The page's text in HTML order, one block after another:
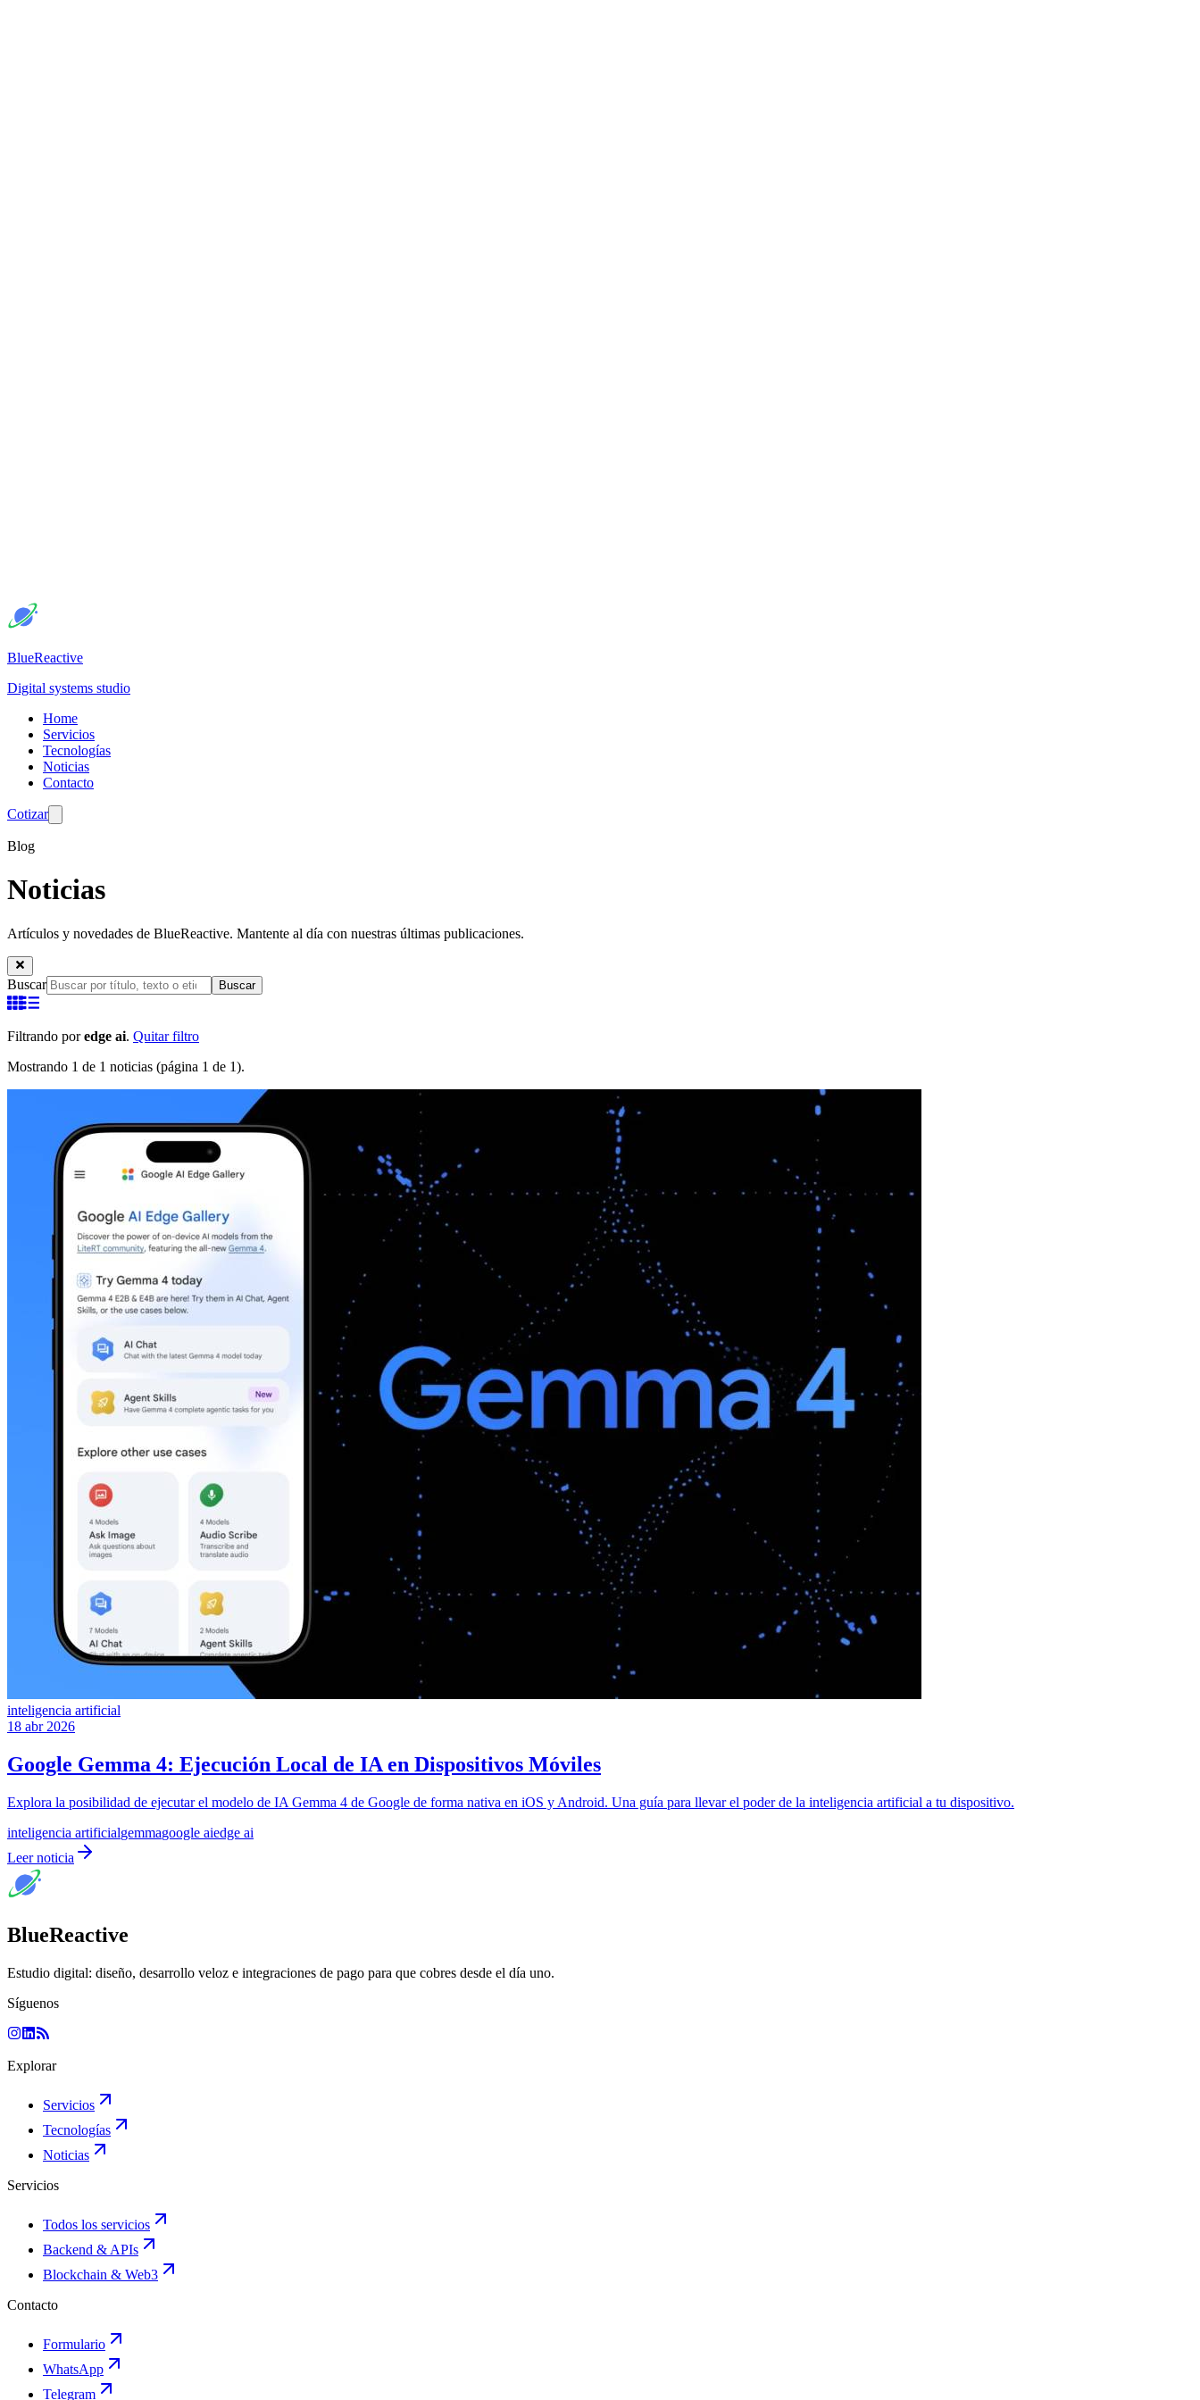
BlueReactive
Digital systems studio
Home
Servicios
Tecnologías
Noticias
Contacto
Cotizar
Blog
Noticias
Artículos y novedades de BlueReactive. Mantente al día con nuestras últimas publicaciones.
Buscar Buscar
Filtrando poredge ai. Quitar filtro
Mostrando 1 de 1 noticias (página 1 de 1).
inteligencia artificial
18 abr 2026
Google Gemma 4: Ejecución Local de IA en Dispositivos Móviles
Explora la posibilidad de ejecutar el modelo de IA Gemma 4 de Google de forma nativa en iOS y Android. Una guía para llevar el poder de la inteligencia artificial a tu dispositivo.
inteligencia artificialgemmagoogle aiedge ai
Leer noticia
BlueReactive
Estudio digital: diseño, desarrollo veloz e integraciones de pago para que cobres desde el día uno.
Síguenos
Explorar
Servicios
Tecnologías
Noticias
Servicios
Todos los servicios
Backend & APIs
Blockchain & Web3
Contacto
Formulario
WhatsApp
Telegram